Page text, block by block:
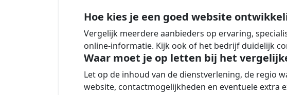
Hoe kies je een goed website
Vergelijk meerdere aanbieders op ervaring,
online-informatie. Kijk ook of het bedrijf duidelijk
Waar moet je op letten bij het
Let op de inhoud van de dienstverlening, de regio
website, contactmogelijkheden en eventuele extra